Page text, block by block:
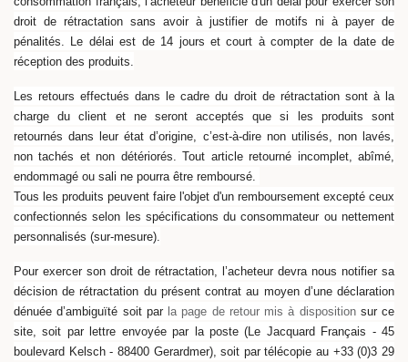
droit de rétractation sans avoir à justifier de motifs ni à payer de
pénalités. Le délai est de 14 jours et court à compter de la date de
réception des produits.
Les retours effectués dans le cadre du droit de rétractationsont à la
charge du client et ne seront acceptés que si les produits sont
retournés dans leur état d’origine, c’est-à-dire non utilisés, non lavés,
non tachés et non détériorés. Tout article retourné incomplet, abîmé,
endommagé ou sali ne pourra être remboursé.
Tous les produits peuvent faire l'objet d'un remboursement excepté ceux
confectionnés selon les spécifications du consommateur ou nettement
personnalisés (sur-mesure).
Pour exercer son droit de rétractation, l’acheteur devra nous notifier sa
décision de rétractation du présent contrat au moyen d’une déclaration
dénuée d’ambiguïté soit par la page de retour mis à dispositionsur ce
site, soit par lettre envoyée par la poste (Le Jacquard Français - 45
boulevard Kelsch - 88400 Gerardmer), soit par télécopie au +33 (0)3 29